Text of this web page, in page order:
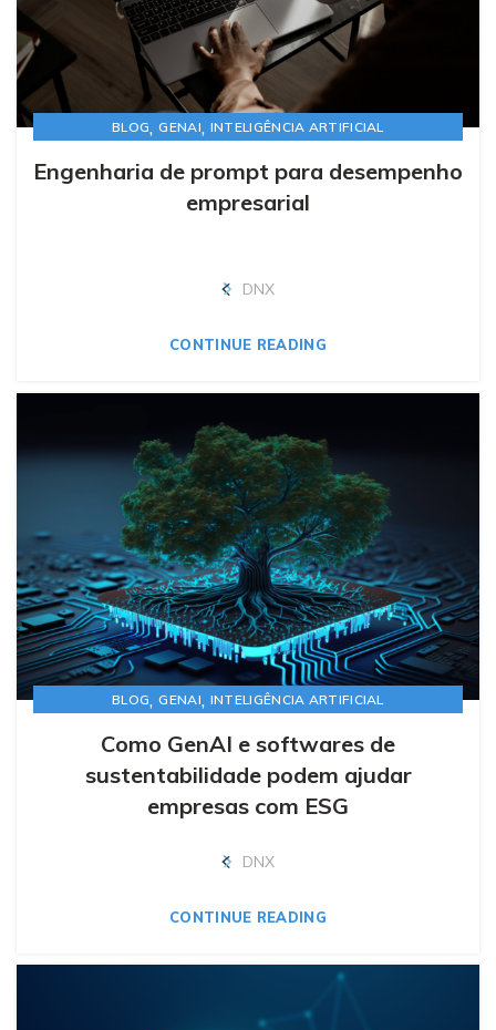
BLOG,GENAI, INTELIGÊNCIA ARTIFICIAL
Engenharia de prompt para desempenho
empresarial
DNX
CONTINUE READING
BLOG,GENAI, INTELIGÊNCIA ARTIFICIAL
Como GenAI e softwares de
sustentabilidade podem ajudar
empresas com ESG
DNX
CONTINUE READING